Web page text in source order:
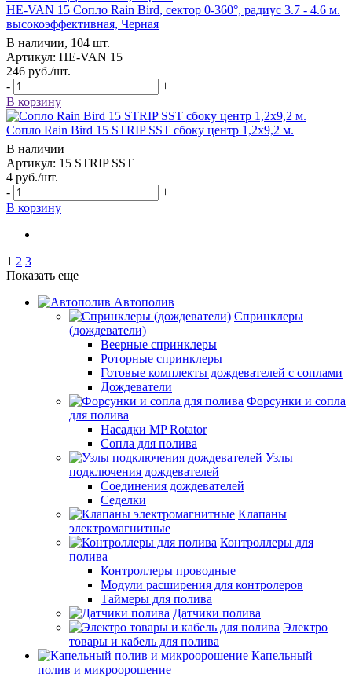
HE-VAN 15 Сопло Rain Bird, сектор 0-360°, радиус 3.7 - 4.6 м.
высокоэффективная, Черная
В наличии, 104 шт.
Артикул: HE-VAN 15
246 руб./шт.
-
+
В корзину
Сопло Rain Bird 15 STRIP SST сбоку центр 1,2х9,2 м.
В наличии
Артикул: 15 STRIP SST
4 руб./шт.
-
+
В корзину
1 2 3
Показать еще
Автополив
Спринклеры
(дождеватели)
Веерные спринклеры
Роторные спринклеры
Готовые комплекты дождевателей с соплами
Дождеватели
Форсунки и сопла
для полива
Насадки MP Rotator
Сопла для полива
Узлы
подключения дождевателей
Соединения дождевателей
Седелки
Клапаны
электромагнитные
Контроллеры для
полива
Контроллеры проводные
Модули расширения для контролеров
Таймеры для полива
Датчики полива
Электро
товары и кабель для полива
Капельный
полив и микроорошение